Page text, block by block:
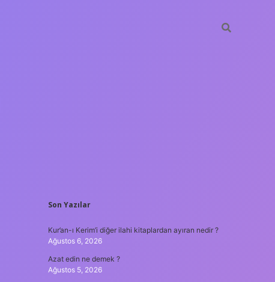
SIDEBAR
Son Yazılar
Kur’an-ı Kerim’i diğer ilahi kitaplardan ayıran nedir ?
Ağustos 6, 2026
Azat edin ne demek ?
Ağustos 5, 2026